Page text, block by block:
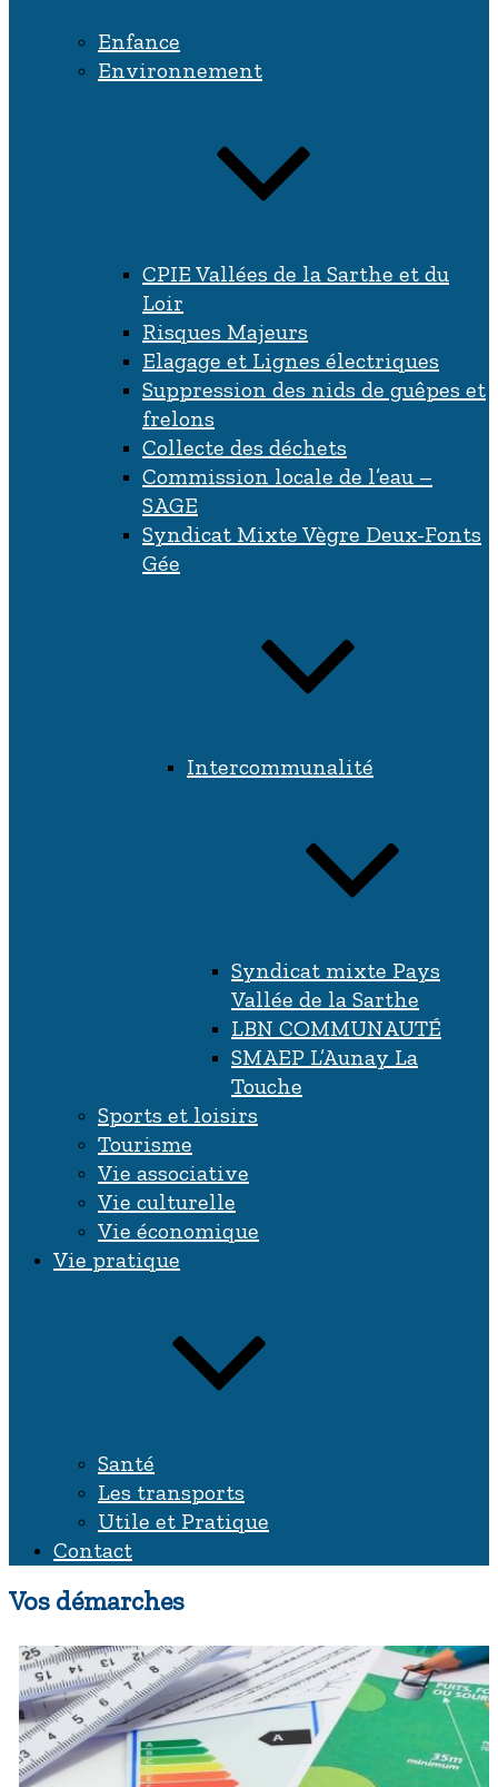
Enfance
Environnement
CPIE Vallées de la Sarthe et du
Loir
Risques Majeurs
Elagage et Lignes électriques
Suppression des nids de guêpes et
frelons
Collecte des déchets
Commission locale de l’eau –
SAGE
Syndicat Mixte Vègre Deux-Fonts
Gée
Intercommunalité
Syndicat mixte Pays
Vallée de la Sarthe
LBN COMMUNAUTÉ
SMAEP L’Aunay La
Touche
Sports et loisirs
Tourisme
Vie associative
Vie culturelle
Vie économique
Vie pratique
Santé
Les transports
Utile et Pratique
Contact
Vos démarches